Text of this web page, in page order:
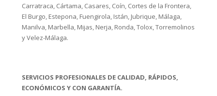
Carratraca, Cártama, Casares, Coín, Cortes de la Frontera,
El Burgo, Estepona, Fuengirola, Istán, Jubrique, Málaga,
Manilva, Marbella, Mijas, Nerja, Ronda, Tolox, Torremolinos
y Velez-Málaga.
SERVICIOS PROFESIONALES DE CALIDAD, RÁPIDOS,
ECONÓMICOS Y CON GARANTÍA.